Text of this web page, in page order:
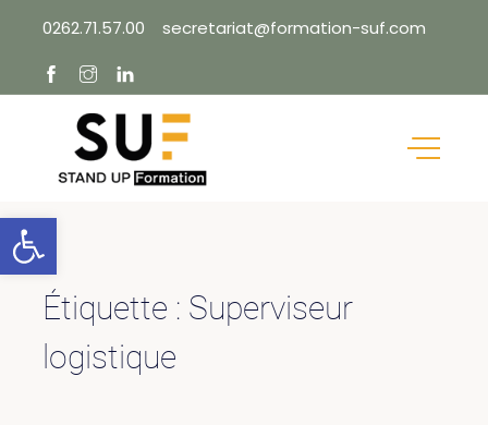
content
0262.71.57.00 secretariat@formation-suf.com
Étiquette : Superviseur
logistique
Ouvrir la barre d’outils